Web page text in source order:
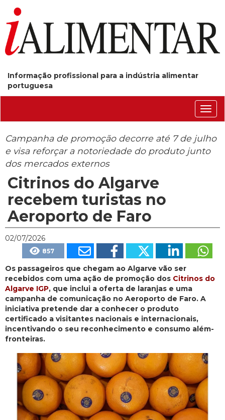
Informação profissional para a indústria alimentar
portuguesa
Campanha de promoção decorre até 7 de julho
e visa reforçar a notoriedade do produto junto
dos mercados externos
Citrinos do Algarve
recebem turistas no
Aeroporto de Faro
02/07/2026
857
Os passageiros que chegam ao Algarve vão ser
recebidos com uma ação de promoção dos Citrinos do
Algarve IGP, que inclui a oferta de laranjas e uma
campanha de comunicação no Aeroporto de Faro. A
iniciativa pretende dar a conhecer o produto
certificado a visitantes nacionais e internacionais,
incentivando o seu reconhecimento e consumo além-
fronteiras.